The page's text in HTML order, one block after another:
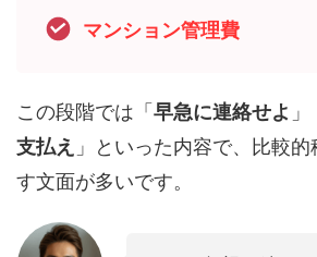
マンション管理費
この段階では「 早急に連絡せよ 」
支払え 」といった内容で、比較
す文面が多いです。